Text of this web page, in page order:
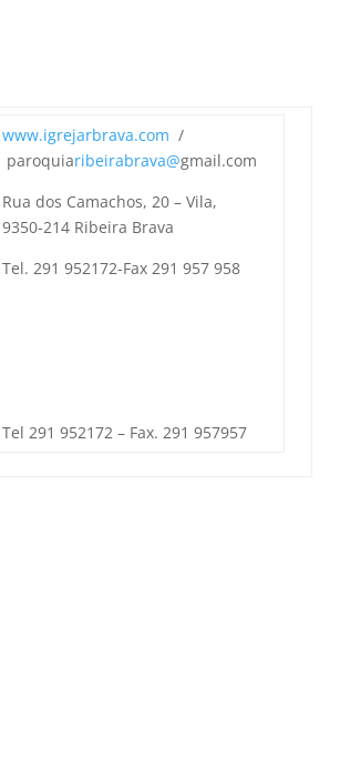
www.igrejarbrava.com /
paroquiaribeirabrava@gmail.com
Rua dos Camachos, 20 – Vila,
9350-214 Ribeira Brava
Tel. 291 952172-Fax 291 957 958
Tel 291 952172 – Fax. 291 957957